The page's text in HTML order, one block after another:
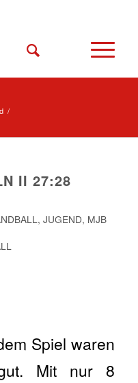
/
II 27:28
, JUGEND, MJB
Spiel waren
Mit nur 8